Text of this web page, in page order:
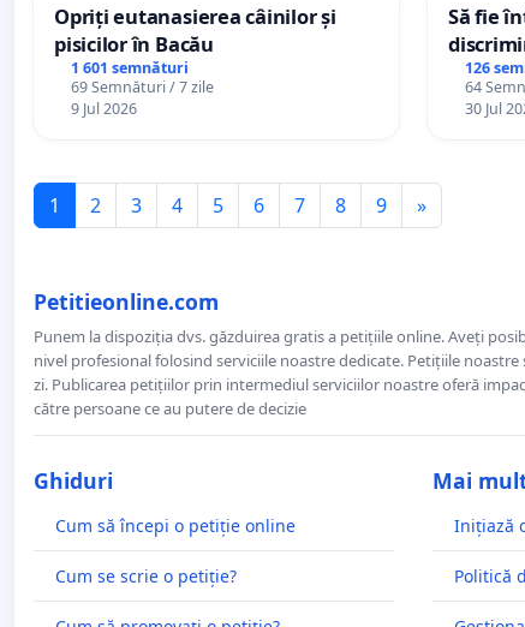
Opriți eutanasierea câinilor și
pisicilor în Bacău
1 601 semnături
69 Semnături / 7 zile
9 Jul 2026
Să fie
126
64
30 Jul
1 2 3 4 5 6 7 8 9 »
Petitieonline.com
Punem la dispoziția dvs. găzduirea gratis a petițiile online. Aveți
nivel profesional folosind serviciile noastre dedicate. Petițiile noastre
zi. Publicarea petițiilor prin intermediul serviciilor noastre oferă
către persoane ce au putere de decizie
Ghiduri
Cum să începi o petiție online
Cum se scrie o petiție?
Mai
Inițiază
Politică